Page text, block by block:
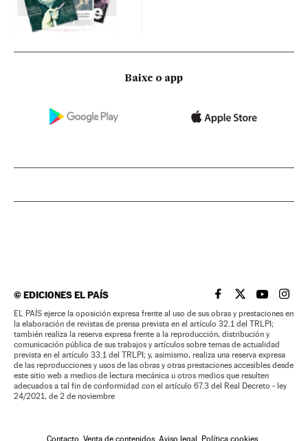
Baixe o app
©EDICIONES EL PAÍS EL PAÍS BRASIL EN
EL PAÍSEL PAÍS
EL
EL PAÍS ejerce la oposición expresa frente al uso de sus obras y prestaciones en
la elaboración de revistas de prensa prevista en el artículo 32.1 del TRLPI;
también realiza la reserva expresa frente a la reproducción, distribución y
comunicación pública de sus trabajos y artículos sobre temas de actualidad
prevista en el artículo 33.1 del TRLPI; y, asimismo, realiza una reserva expresa
de las reproducciones y usos de las obras y otras prestaciones accesibles desde
este sitio web a medios de lectura mecánica u otros medios que resulten
adecuados a tal fin de conformidad con el artículo 67.3 del Real Decreto - ley
24/2021, de 2 de noviembre
Contacto Venta de contenidos Aviso legal Política cookies